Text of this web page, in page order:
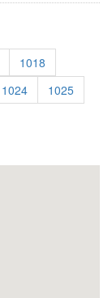
1018
1024
1025